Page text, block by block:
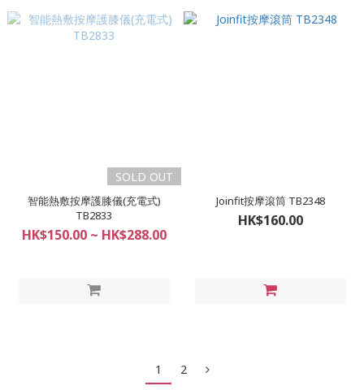
SOLD OUT
智能熱敷按摩護膝儀(充電式)
TB2833
HK$150.00 ~ HK$288.00
Joinfit按摩滾筒 TB2348
HK$160.00
1 2